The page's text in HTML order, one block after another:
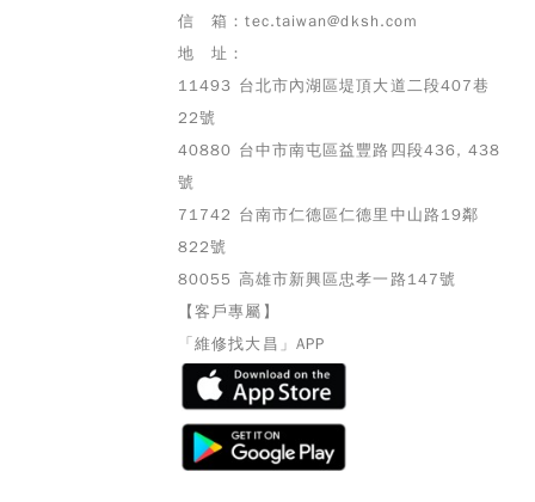
信 箱：tec.taiwan@dksh.com
地 址：
11493 台北市內湖區堤頂大道二段407巷
22號
40880 台中市南屯區益豐路四段436, 438
號
71742 台南市仁德區仁德里中山路19鄰
822號
80055 高雄市新興區忠孝一路147號
【客戶專屬】
「維修找大昌」APP